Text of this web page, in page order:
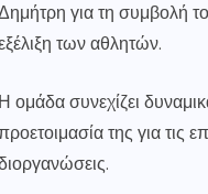
για τη συμβολή
των αθλητών.
Η ομάδα συνεχίζει
της για τις